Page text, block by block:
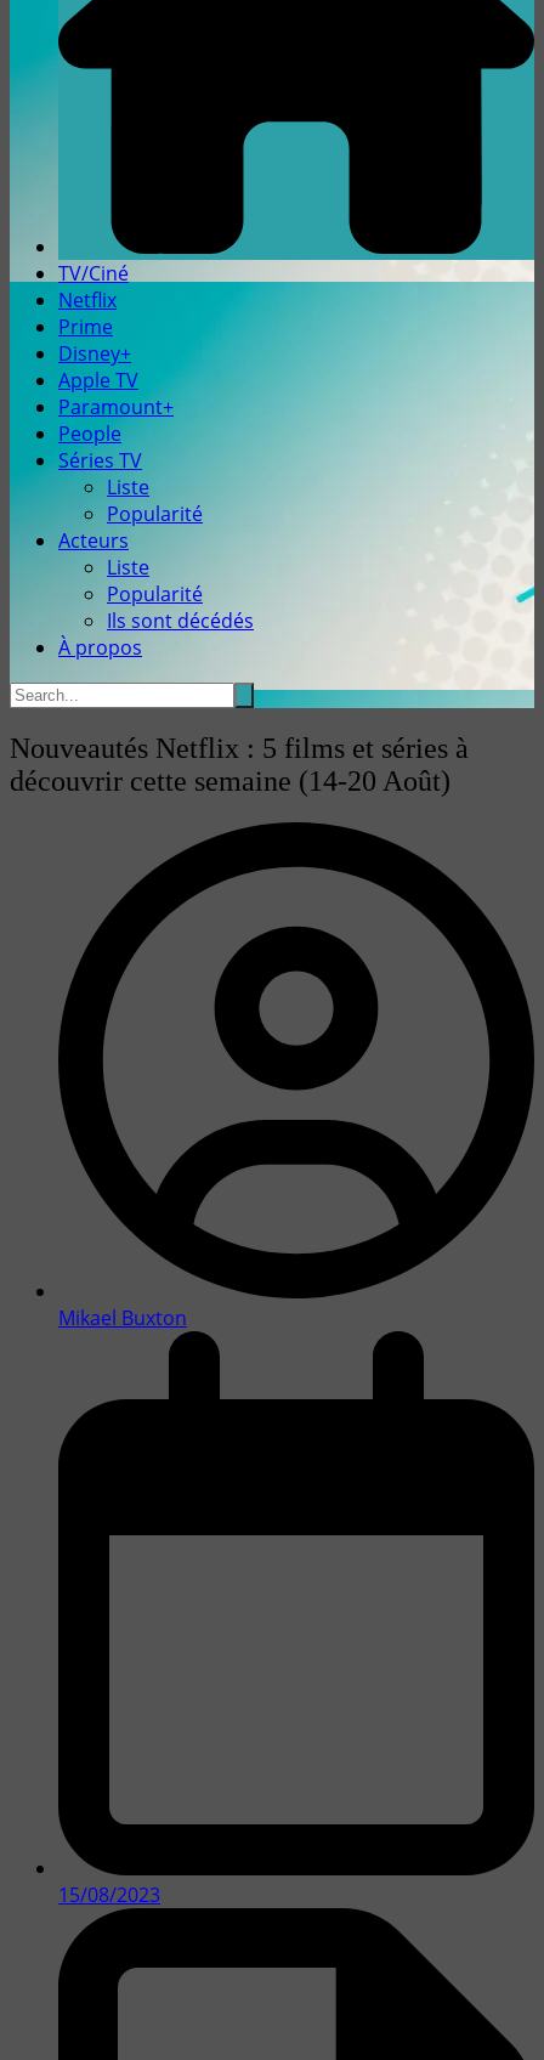
TV/Ciné
Netflix
Prime
Disney+
Apple TV
Paramount+
People
Séries TV
Liste
Popularité
Acteurs
Liste
Popularité
Ils sont décédés
À propos
Nouveautés Netflix : 5 films et séries à
découvrir cette semaine (14-20 Août)
Mikael Buxton
15/08/2023